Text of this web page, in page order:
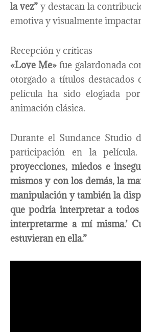
la vez” y destacan la
emotiva y visualmente
Recepción y críticas
«Love Me» fue galardonada
otorgado a títulos
película ha sido elogiada
animación clásica.
Durante el Sundance Studio
participación en la
proyecciones, miedos e
mismos y con los demás, la
manipulación y también la
que podría interpretar a
interpretarme a mí misma.’
estuvieran en ella.”